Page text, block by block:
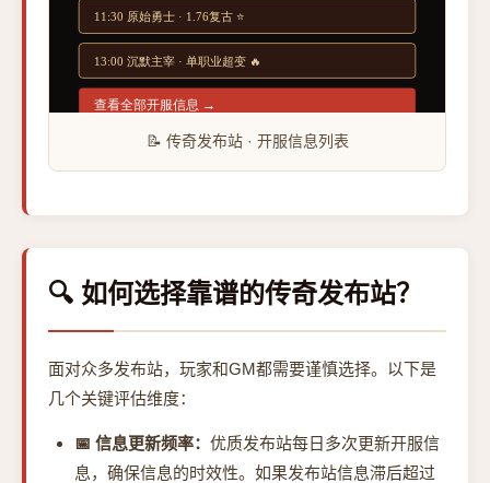
📝 传奇发布站 · 开服信息列表
🔍 如何选择靠谱的传奇发布站？
面对众多发布站，玩家和GM都需要谨慎选择。以下是
几个关键评估维度：
📅 信息更新频率： 优质发布站每日多次更新开服信
息，确保信息的时效性。如果发布站信息滞后超过